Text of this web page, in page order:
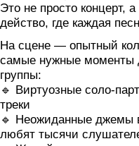
Это не просто концерт,
действо, где каждая
На сцене — опытный
самые нужные моменты
группы:
🔹 Виртуозные соло-
треки
🔹 Неожиданные джемы
любят тысячи